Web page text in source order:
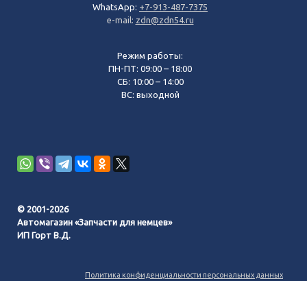
WhatsApp: +7-913-487-7375
e-mail: zdn@zdn54.ru
Режим работы:
ПН-ПТ: 09:00 – 18:00
СБ: 10:00 – 14:00
ВС: выходной
© 2001-2026
Автомагазин «Запчасти для немцев»
ИП Горт В.Д.
Политика конфиденциальности персональных данных